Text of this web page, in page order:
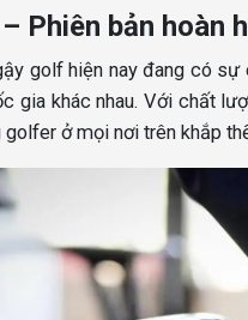
Phiên bản hoàn
golf hiện nay đang có
gia khác nhau. Với chất
ở mọi nơi trên khắp